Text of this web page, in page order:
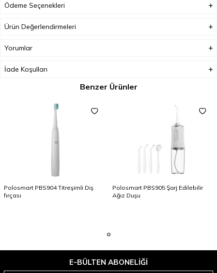
Ödeme Seçenekleri
Ürün Değerlendirmeleri
Yorumlar
İade Koşulları
Benzer Ürünler
Polosmart PBS904 Titreşimli Diş
fırçası
Polosmart PBS905 Şarj Edilebilir
Ağız Duşu
E-BÜLTEN ABONELIĞI